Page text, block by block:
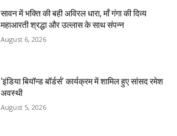
सावन में भक्ति की बही अविरल धारा, माँ गंगा की दिव्य
महाआरती श्रद्धा और उल्लास के साथ संपन्न
August 6, 2026
‘इंडिया बियॉन्ड बॉर्डर्स’ कार्यक्रम में शामिल हुए सांसद रमेश
अवस्थी
August 5, 2026